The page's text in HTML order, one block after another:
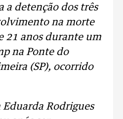
a detenção dos três
na morte
21 anos durante um
na Ponte do
(SP), ocorrido
Rodrigues